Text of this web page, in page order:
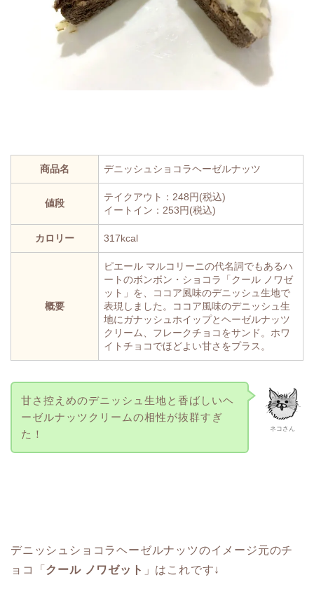
商品名 デニッシュショコラヘーゼルナッツ
値段
テイクアウト：248円(税込)
イートイン：253円(税込)
カロリー 317kcal
概要
ピエール マルコリーニの代名詞でもあるハ
ートのボンボン・ショコラ「クール ノワゼ
ット」を、ココア風味のデニッシュ生地で
表現しました。ココア風味のデニッシュ生
地にガナッシュホイップとヘーゼルナッツ
クリーム、フレークチョコをサンド。ホワ
イトチョコでほどよい甘さをプラス。
ネコさん
甘さ控えめのデニッシュ生地と香ばしいヘ
ーゼルナッツクリームの相性が抜群すぎ
た！
デニッシュショコラヘーゼルナッツのイメージ元のチ
ョコ「 クール ノワゼット 」はこれです↓